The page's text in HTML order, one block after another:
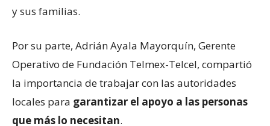
y sus familias.
Por su parte, Adrián Ayala Mayorquín, Gerente
Operativo de Fundación Telmex-Telcel, compartió
la importancia de trabajar con las autoridades
locales para garantizar el apoyo a las personas
que más lo necesitan.